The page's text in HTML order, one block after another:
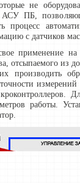
не
ПБ,
процесс
с датчиков
применение на
отсыпаемого из
производить
работы.